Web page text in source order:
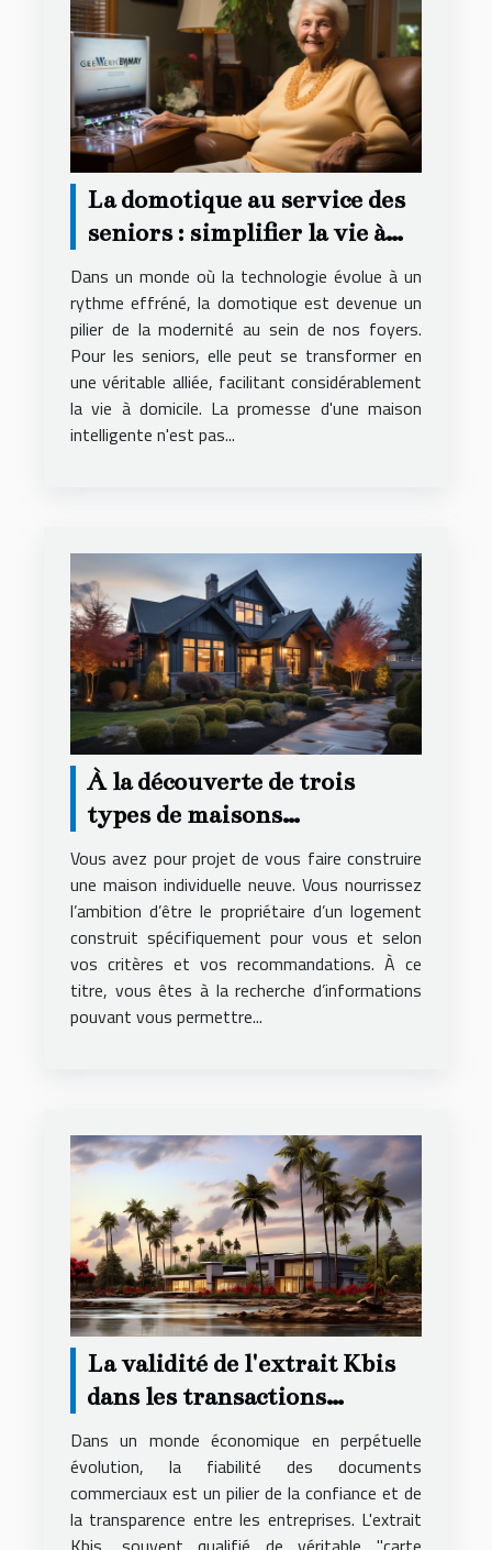
La domotique au service des
seniors : simplifier la vie à
domicile
Dans un monde où la technologie évolue à un
rythme effréné, la domotique est devenue un
pilier de la modernité au sein de nos foyers.
Pour les seniors, elle peut se transformer en
une véritable alliée, facilitant considérablement
la vie à domicile. La promesse d'une maison
intelligente n'est pas...
À la découverte de trois
types de maisons
individuelles
Vous avez pour projet de vous faire construire
une maison individuelle neuve. Vous nourrissez
l’ambition d’être le propriétaire d’un logement
construit spécifiquement pour vous et selon
vos critères et vos recommandations. À ce
titre, vous êtes à la recherche d’informations
pouvant vous permettre...
La validité de l'extrait Kbis
dans les transactions
commerciales et son impact
Dans un monde économique en perpétuelle
évolution, la fiabilité des documents
commerciaux est un pilier de la confiance et de
la transparence entre les entreprises. L'extrait